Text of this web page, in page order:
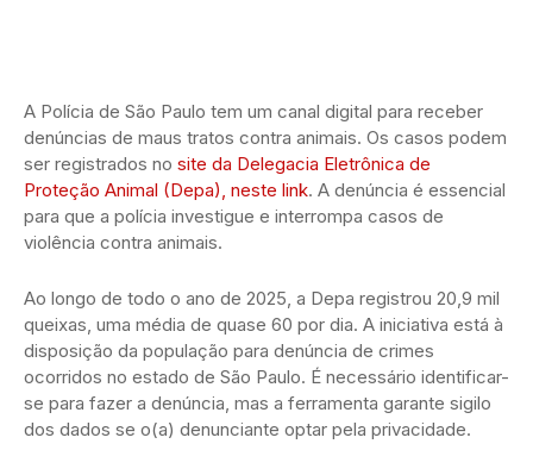
A Polícia de São Paulo tem um canal digital para receber
denúncias de maus tratos contra animais. Os casos podem
ser registrados no site da Delegacia Eletrônica de
Proteção Animal (Depa), neste link. A denúncia é essencial
para que a polícia investigue e interrompa casos de
violência contra animais.
Ao longo de todo o ano de 2025, a Depa registrou 20,9 mil
queixas, uma média de quase 60 por dia. A iniciativa está à
disposição da população para denúncia de crimes
ocorridos no estado de São Paulo. É necessário identificar-
se para fazer a denúncia, mas a ferramenta garante sigilo
dos dados se o(a) denunciante optar pela privacidade.